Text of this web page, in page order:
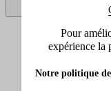
Tous les produits
Afficher le sous-
Afficher le sous-
Pour
expérience la
Notre politique de